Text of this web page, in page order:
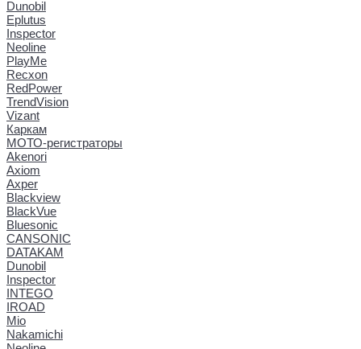
Dunobil
Eplutus
Inspector
Neoline
PlayMe
Recxon
RedPower
TrendVision
Vizant
Каркам
МОТО-регистраторы
Akenori
Axiom
Axper
Blackview
BlackVue
Bluesonic
CANSONIC
DATAKAM
Dunobil
Inspector
INTEGO
IROAD
Mio
Nakamichi